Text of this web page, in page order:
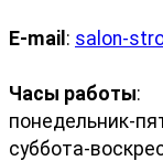
E-mail : salon-
Часы работы:
понедельник-
суббота-